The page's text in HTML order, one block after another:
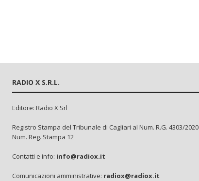
RADIO X S.R.L.
Editore: Radio X Srl
Registro Stampa del Tribunale di Cagliari al Num. R.G. 4303/2020
Num. Reg. Stampa 12
Contatti e info: info@radiox.it
Comunicazioni amministrative: radiox@radiox.it